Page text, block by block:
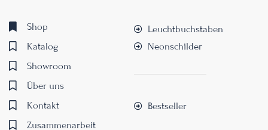
Leuchtbuchstaben
Neonschilder
Bestseller
Shop
Katalog
Showroom
Über uns
Kontakt
Zusammenarbeit